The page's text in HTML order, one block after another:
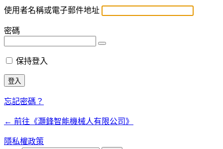
使用者名稱或電子郵件地址
密碼
保持登入
忘記密碼？
← 前往《灝鋒智能機械人有限公司》
隱私權政策